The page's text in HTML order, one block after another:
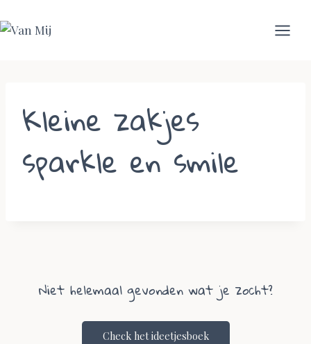
to
Kleine zakjes
sparkle en smile
Niet helemaal gevonden wat je zocht?
Check het ideetjesboek